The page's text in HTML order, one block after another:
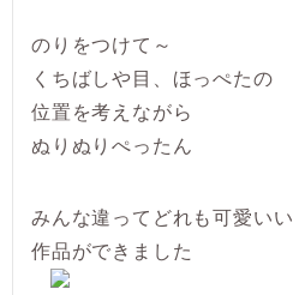
のりをつけて～
くちばしや目、ほっぺたの
位置を考えながら
ぬりぬりぺったん
みんな違ってどれも可愛いい
作品ができました